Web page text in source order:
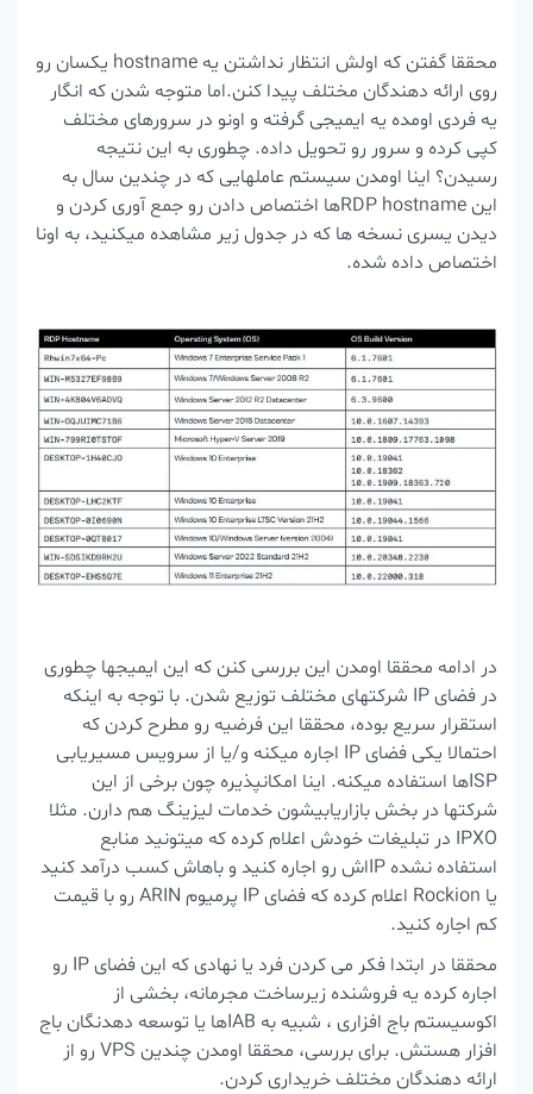
محققا گفتن که اولش انتظار نداشتن یه hostname یکسان رو
روی ارائه دهندگان مختلف پیدا کنن.اما متوجه شدن که انگار
یه فردی اومده یه ایمیجی گرفته و اونو در سرورهای مختلف
کپی کرده و سرور رو تحویل داده. چطوری به این نتیجه
رسیدن؟ اینا اومدن سیستم عاملهایی که در چندین سال به
این RDP hostnameها اختصاص دادن رو جمع آوری کردن و
دیدن یسری نسخه ها که در جدول زیر مشاهده میکنید، به اونا
اختصاص داده شده.
در ادامه محققا اومدن این بررسی کنن که این ایمیجها چطوری
در فضای IP شرکتهای مختلف توزیع شدن. با توجه به اینکه
استقرار سریع بوده، محققا این فرضیه رو مطرح کردن که
احتمالا یکی فضای IP اجاره میکنه و/یا از سرویس مسیریابی
ISPها استفاده میکنه. اینا امکانپذیره چون برخی از این
شرکتها در بخش بازاریابیشون خدمات لیزینگ هم دارن. مثلا
IPXO در تبلیغات خودش اعلام کرده که میتونید منابع
استفاده نشده IPاش رو اجاره کنید و باهاش کسب درآمد کنید
یا Rockion اعلام کرده که فضای IP پرمیوم ARIN رو با قیمت
کم اجاره کنید.
محققا در ابتدا فکر می کردن فرد یا نهادی که این فضای IP رو
اجاره کرده یه فروشنده زیرساخت مجرمانه، بخشی از
اکوسیستم باج افزاری ، شبیه به IABها یا توسعه دهدنگان باج
افزار هستش. برای بررسی، محققا اومدن چندین VPS رو از
ارائه دهندگان مختلف خریداری کردن.